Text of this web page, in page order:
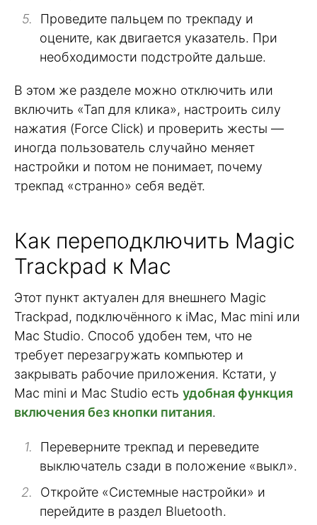
Проведите пальцем по трекпаду и
оцените, как двигается указатель. При
необходимости подстройте дальше.
В этом же разделе можно отключить или
включить «Тап для клика», настроить силу
нажатия (Force Click) и проверить жесты —
иногда пользователь случайно меняет
настройки и потом не понимает, почему
трекпад «странно» себя ведёт.
Как переподключить Magic
Trackpad к Mac
Этот пункт актуален для внешнего Magic
Trackpad, подключённого к iMac, Mac mini или
Mac Studio. Способ удобен тем, что не
требует перезагружать компьютер и
закрывать рабочие приложения. Кстати, у
Mac mini и Mac Studio есть удобная функция
включения без кнопки питания.
Переверните трекпад и переведите
выключатель сзади в положение «выкл».
Откройте «Системные настройки» и
перейдите в раздел Bluetooth.